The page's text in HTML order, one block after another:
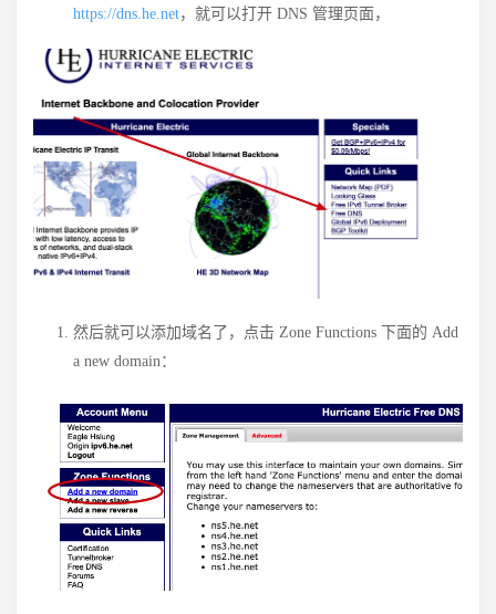
https://dns.he.net，就可以打开 DNS 管理页面，
然后就可以添加域名了，点击 Zone Functions 下面的 Add
a new domain：